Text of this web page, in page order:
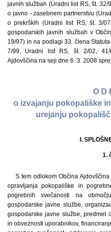
javnih službah (Uradni list RS, št.
o javno - zasebnem partnerstvu
o prekrških (Uradni list RS, št. 3/
gospodarskih javnih službah v
19/97) in na podlagi 33. člena
7/99, Uradni list RS, št. 2/02,
Ajdovščina na seji dne 6. 3. 2008
O D
o izvajanju pokopališke
urejanju
I.
1.
S tem odlokom Občina
opravljanja pokopališke in
pogrebnih svečanosti na
gospodarske javne službe,
gospodarske javne službe, predmet
in obveznosti uporabnikov,